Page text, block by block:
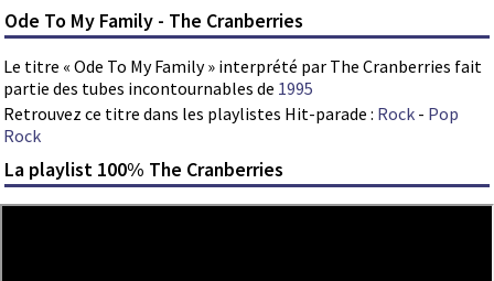
Ode To My Family - The Cranberries
Le titre « Ode To My Family » interprété par The Cranberries fait
partie des tubes incontournables de 1995
Retrouvez ce titre dans les playlistes Hit-parade : Rock - Pop
Rock
La playlist 100% The Cranberries